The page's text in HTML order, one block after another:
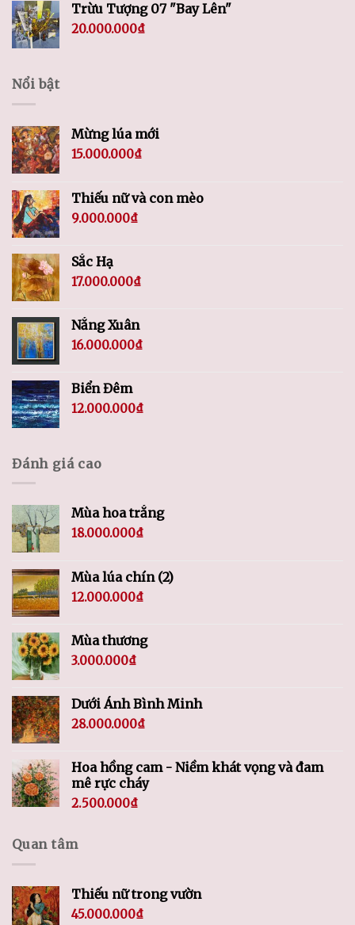
Trừu Tượng 07 "Bay Lên"
20.000.000₫
Nổi bật
Mừng lúa mới
15.000.000₫
Thiếu nữ và con mèo
9.000.000₫
Sắc Hạ
17.000.000₫
Nắng Xuân
16.000.000₫
Biển Đêm
12.000.000₫
Đánh giá cao
Mùa hoa trắng
18.000.000₫
Mùa lúa chín (2)
12.000.000₫
Mùa thương
3.000.000₫
Dưới Ánh Bình Minh
28.000.000₫
Hoa hồng cam - Niềm khát vọng và đam
mê rực cháy
2.500.000₫
Quan tâm
Thiếu nữ trong vườn
45.000.000₫